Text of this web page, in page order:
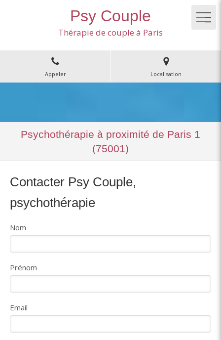
Psy Couple
Thérapie de couple à Paris
Appeler Localisation
Psychothérapie à proximité de Paris 1
(75001)
Contacter Psy Couple,
psychothérapie
Nom
Prénom
Email